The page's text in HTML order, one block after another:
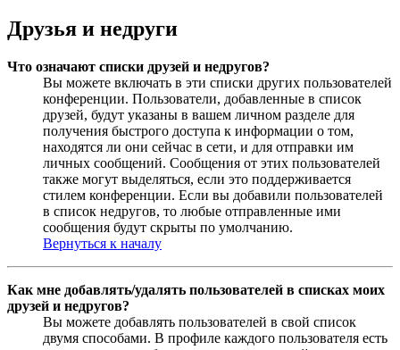
Друзья и недруги
Что означают списки друзей и недругов?
Вы можете включать в эти списки других пользователей
конференции. Пользователи, добавленные в список
друзей, будут указаны в вашем личном разделе для
получения быстрого доступа к информации о том,
находятся ли они сейчас в сети, и для отправки им
личных сообщений. Сообщения от этих пользователей
также могут выделяться, если это поддерживается
стилем конференции. Если вы добавили пользователей
в список недругов, то любые отправленные ими
сообщения будут скрыты по умолчанию.
Вернуться к началу
Как мне добавлять/удалять пользователей в списках моих
друзей и недругов?
Вы можете добавлять пользователей в свой список
двумя способами. В профиле каждого пользователя есть